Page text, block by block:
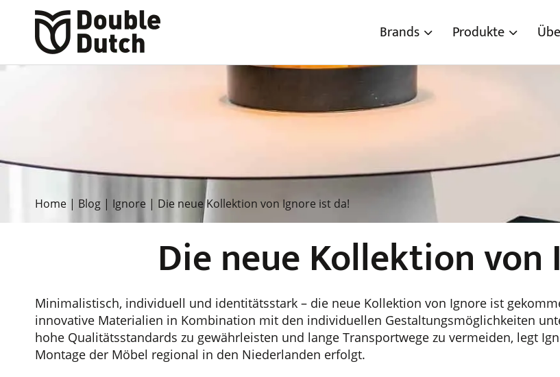
Brands Produkte
Home | Blog | Ignore | Die neue Kollektion von Ignore ist da!
Die neue Kollektion von
Minimalistisch, individuell und identitätsstark – die neue Kollektion von Ignore ist
innovative Materialien in Kombination mit den individuellen Gestaltungsmöglichkeiten
hohe Qualitätsstandards zu gewährleisten und lange Transportwege zu vermeiden, legt
Montage der Möbel regional in den Niederlanden erfolgt.